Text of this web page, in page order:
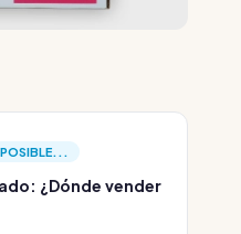
¿Dónde vender